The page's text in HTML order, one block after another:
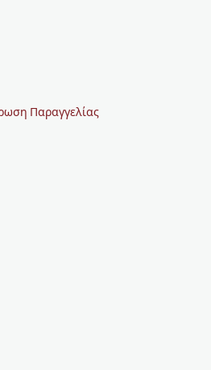
Παραγγελίας